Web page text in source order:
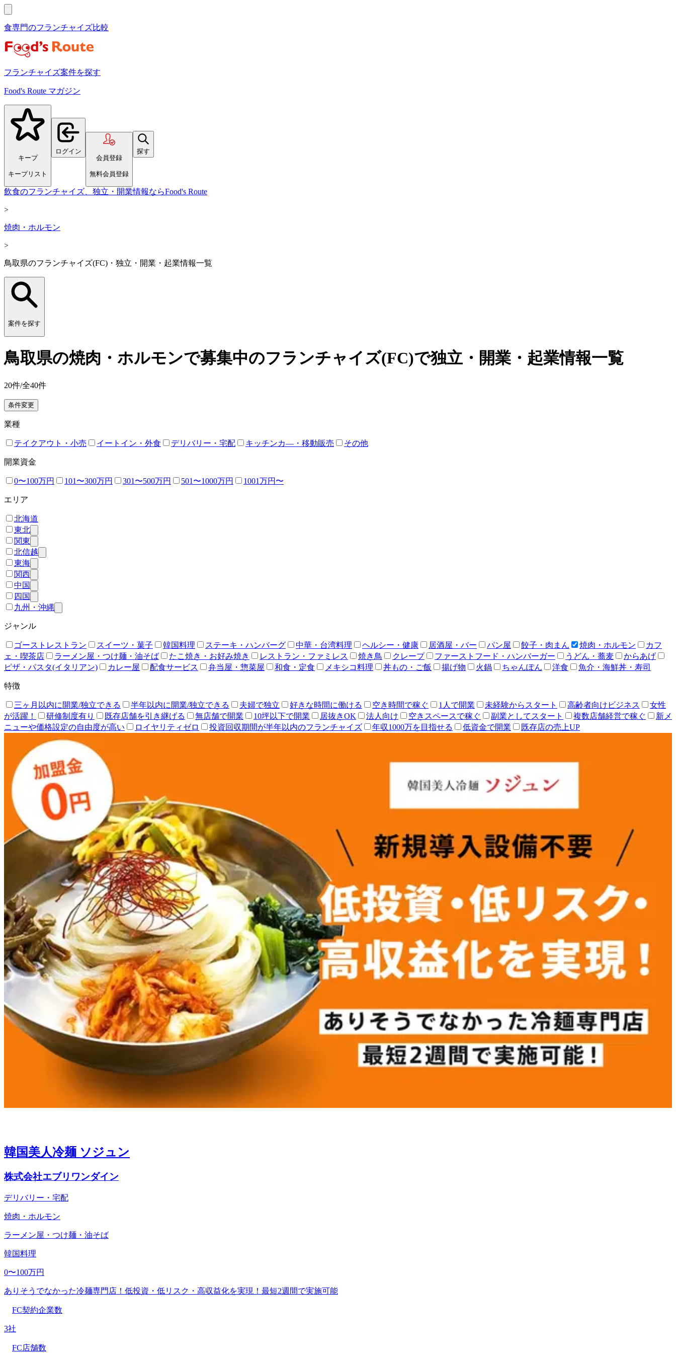
食専門のフランチャイズ比較
フランチャイズ案件を探す
Food's Route マガジン
キープ
キープリスト
ログイン
会員登録
無料会員登録
探す
飲食のフランチャイズ、独立・開業情報ならFood's Route
>
焼肉・ホルモン
>
鳥取県のフランチャイズ(FC)・独立・開業・起業情報一覧
案件を探す
鳥取県の焼肉・ホルモンで募集中のフランチャイズ(FC)で独立・開業・起業情報一覧
20件/全40件
条件変更
業種
テイクアウト・小売 イートイン・外食 デリバリー・宅配 キッチンカ―・移動販売 その他
開業資金
0〜100万円 101〜300万円 301〜500万円 501〜1000万円 1001万円〜
エリア
北海道
東北
関東
北信越
東海
関西
中国
四国
九州・沖縄
ジャンル
ゴーストレストラン スイーツ・菓子 韓国料理 ステーキ・ハンバーグ 中華・台湾料理 ヘルシー・健康 居酒屋・バー パン屋 餃子・肉まん 焼肉・ホルモン
カフ
ェ・喫茶店
ラーメン屋・つけ麺・油そば たこ焼き・お好み焼き レストラン・ファミレス 焼き鳥 クレープ ファーストフード・ハンバーガー うどん・蕎麦
からあげ
ピザ・パスタ(イタリアン)
カレー屋 配食サービス 弁当屋・惣菜屋 和食・定食 メキシコ料理 丼もの・ご飯 揚げ物 火鍋 ちゃんぽん 洋食 魚介・海鮮丼・寿司
特徴
三ヶ月以内に開業/独立できる 半年以内に開業/独立できる 夫婦で独立 好きな時間に働ける 空き時間で稼ぐ 1人で開業 未経験からスタート 高齢者向けビジネス
女性
が活躍！
研修制度有り 既存店舗を引き継げる 無店舗で開業 10坪以下で開業 居抜きOK 法人向け 空きスペースで稼ぐ 副業としてスタート 複数店舗経営で稼ぐ
新メ
ニューや価格設定の自由度が高い
ロイヤリティゼロ 投資回収期間が半年以内のフランチャイズ 年収1000万を目指せる 低資金で開業 既存店の売上UP
韓国美人冷麺 ソジュン
株式会社エブリワンダイン
デリバリー・宅配
焼肉・ホルモン
ラーメン屋・つけ麺・油そば
韓国料理
0〜100万円
ありそうでなかった冷麺専門店！低投資・低リスク・高収益化を実現！最短2週間で実施可能
FC契約企業数
3社
FC店舗数